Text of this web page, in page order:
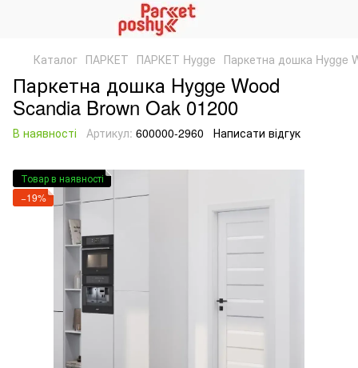
Каталог ПАРКЕТ ПАРКЕТ Hygge Паркетна дошка Hygge
Паркетна дошка Hygge Wood
Scandia Brown Oak 01200
В наявності Артикул: 600000-2960 Написати відгук
Товар в наявності
−19%